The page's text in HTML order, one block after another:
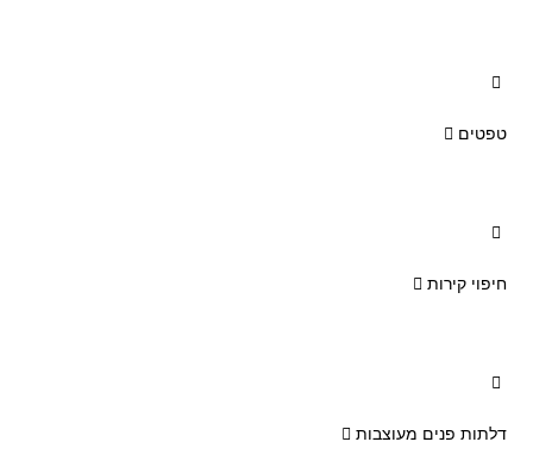
טפטים
חיפוי קירות
דלתות פנים מעוצבות